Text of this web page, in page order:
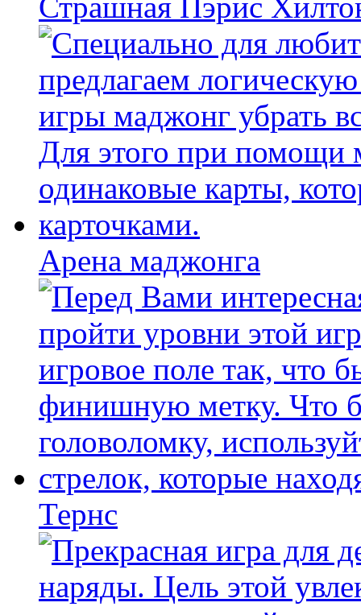
Арена маджонга
Тернс